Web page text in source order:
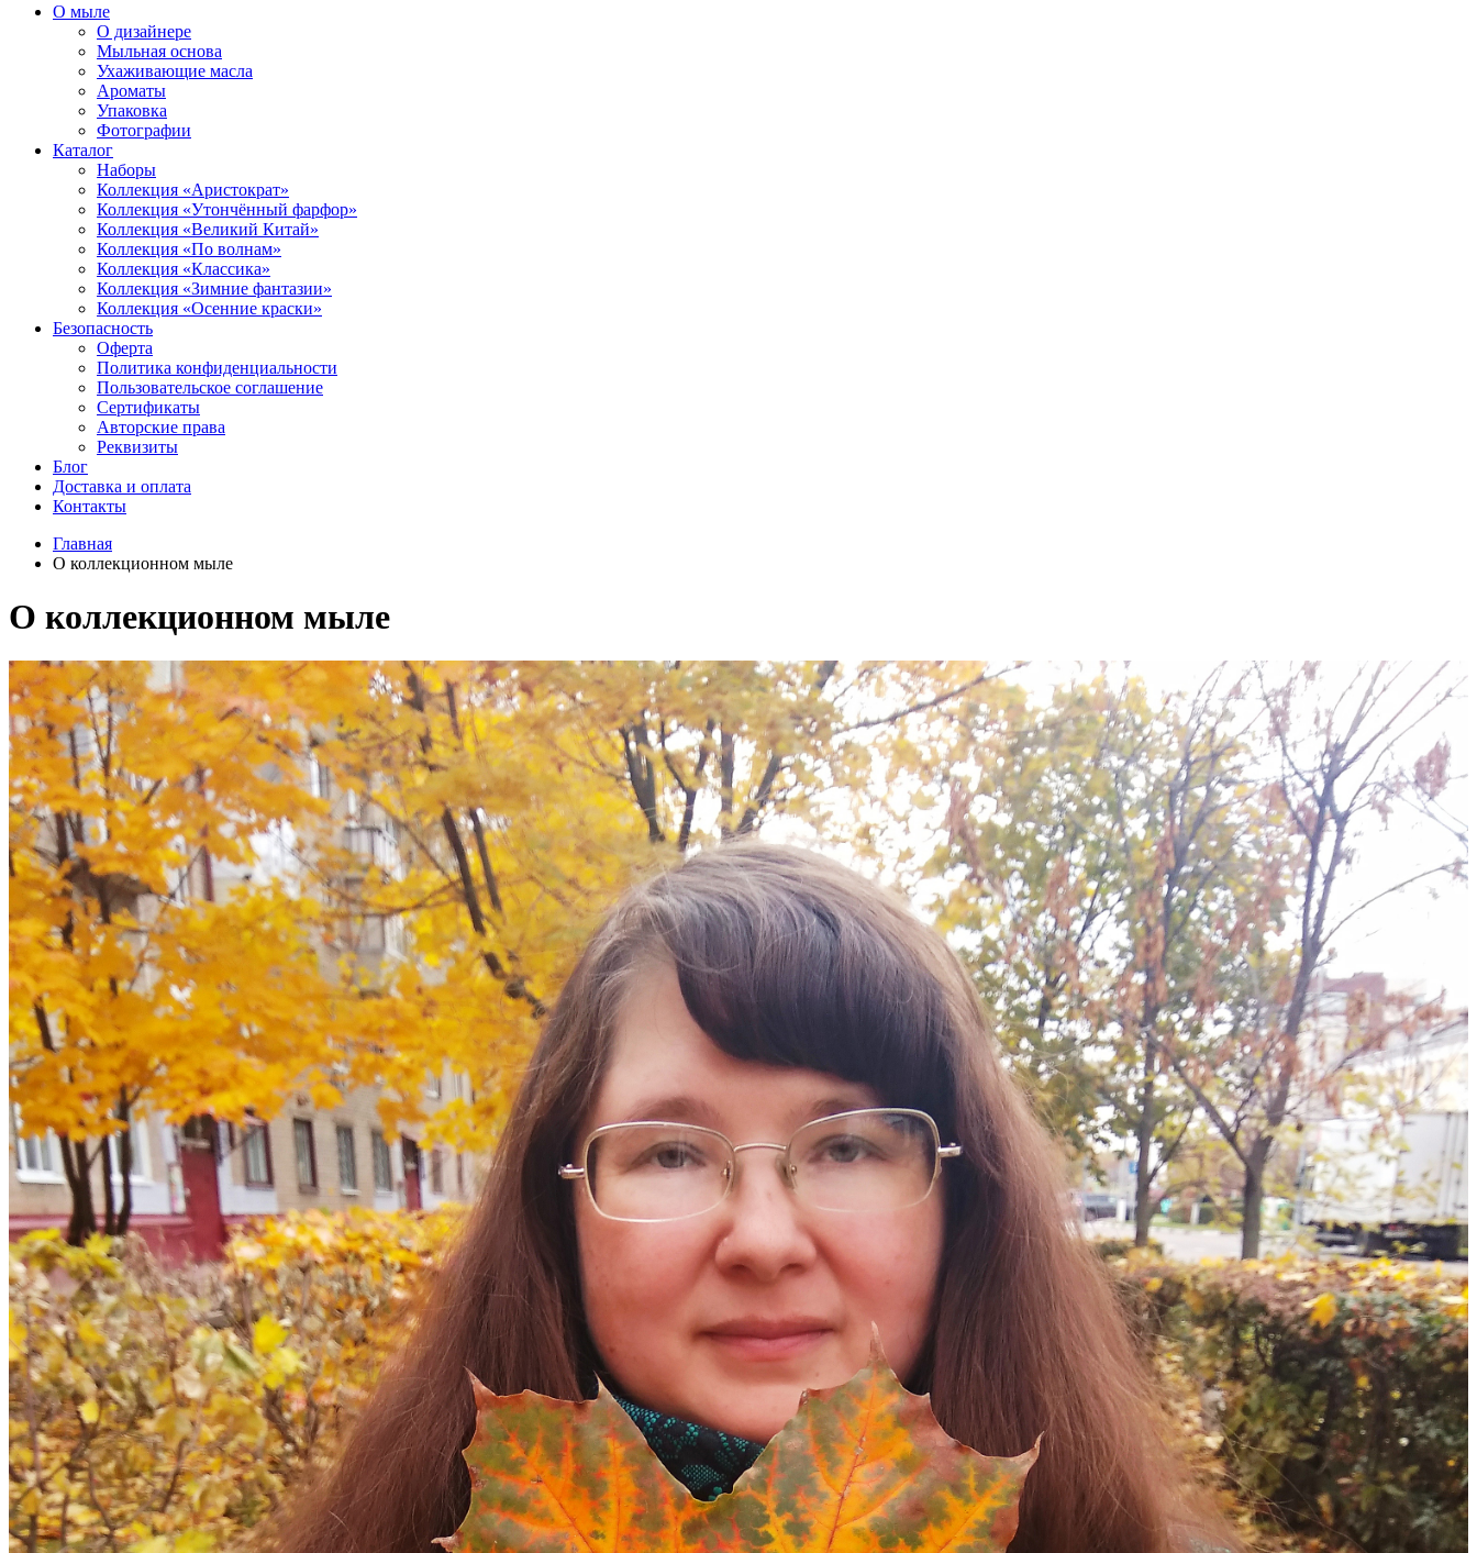
О мыле
О дизайнере
Мыльная основа
Ухаживающие масла
Ароматы
Упаковка
Фотографии
Каталог
Наборы
Коллекция «Аристократ»
Коллекция «Утончённый фарфор»
Коллекция «Великий Китай»
Коллекция «По волнам»
Коллекция «Классика»
Коллекция «Зимние фантазии»
Коллекция «Осенние краски»
Безопасность
Оферта
Политика конфиденциальности
Пользовательское соглашение
Сертификаты
Авторские права
Реквизиты
Блог
Доставка и оплата
Контакты
Главная
О коллекционном мыле
О коллекционном мыле